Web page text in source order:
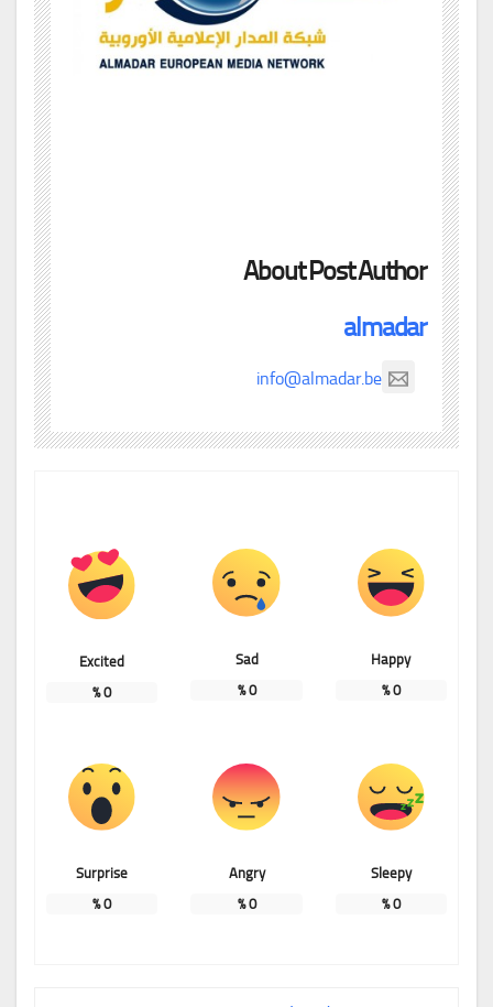
About Post Author
almadar
info@almadar.be
Happy
0
%
Sad
0
%
Excited
0
%
Sleepy
0
%
Angry
0
%
Surprise
0
%